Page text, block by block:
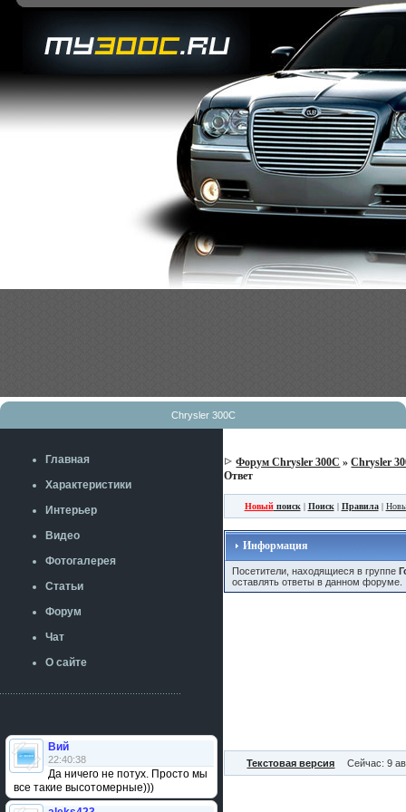
Chrysler 300C
Главная
Характеристики
Интерьер
Видео
Фотогалерея
Статьи
Форум
Чат
О сайте
Вий
22:40:38
Да ничего не потух. Просто мы
все такие высотомерные)))
Форум Chrysler 300C »Chrysler
Ответ
Новыйпоиск| Поиск| Правила|
Информация
Посетители, находящиеся в группе
оставлять ответы в данном форуме.
Текстовая версия Сейчас: 9